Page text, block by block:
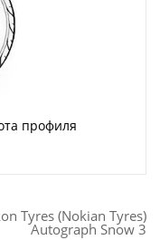
профиля
Tyres (Nokian Tyres)
Autograph Snow 3